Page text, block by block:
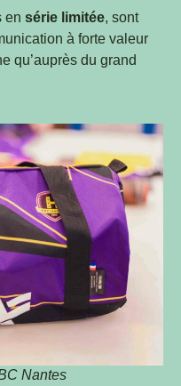
en série limitée, sont
à forte valeur
qu’auprès du grand
Nantes